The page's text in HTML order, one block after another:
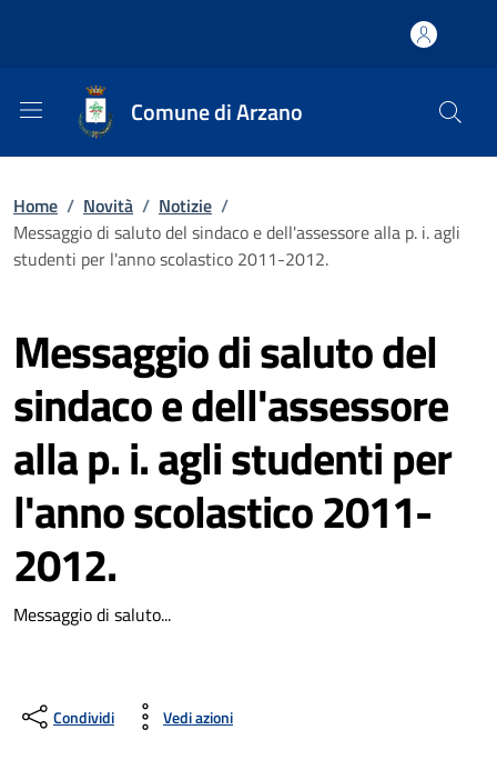
Comune di Arzano
Home / Novità / Notizie /
Messaggio di saluto del sindaco e dell'assessore alla p. i. agli
studenti per l'anno scolastico 2011-2012.
Messaggio di saluto del
sindaco e dell'assessore
alla p. i. agli studenti per
l'anno scolastico 2011-
2012.
Messaggio di saluto...
Condividi Vedi azioni